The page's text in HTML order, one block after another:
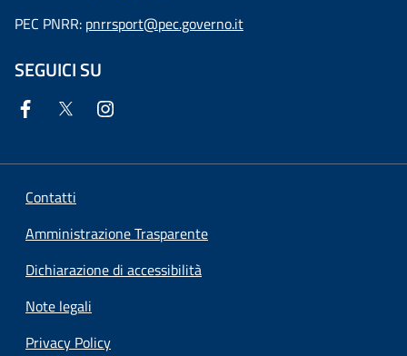
PEC PNRR: pnrrsport@pec.governo.it
SEGUICI SU
Contatti
Amministrazione Trasparente
Dichiarazione di accessibilità
Note legali
Privacy Policy